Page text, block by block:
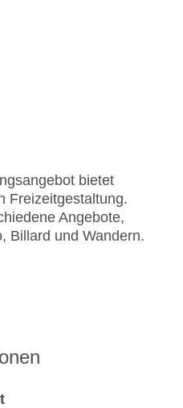
bietet
Freizeitgestaltung.
Angebote,
Billard und Wandern.